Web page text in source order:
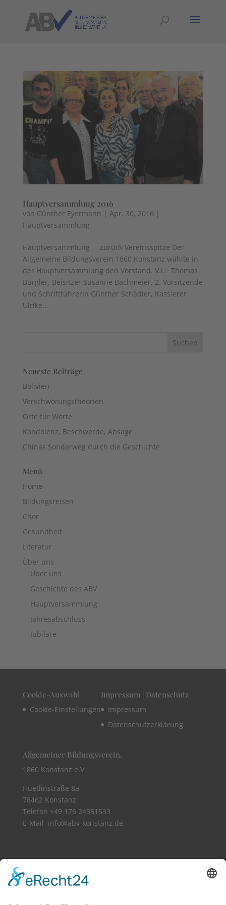
Hauptversammlung 2016
von Günther Eyermann | Apr. 30, 2016 |
Hauptversammlung
Hauptversammlung zurück Vereinsspitze Der
Allgemeine Bildungsverein 1860 Konstanz wählte in
der Hauptversammlung den Vorstand. V.l.: ​ Thomas
Bürgler, Beisitzer Susanne Bachmeier, 2. Vorsitzende
und Schriftführerin Günther Schädler, Kassierer
Ulrike...
Neueste Beiträge
Bolivien
Verschwörungstheorien
Orte für Worte
Kondolenz, Beschwerde, Absage
Chinas Sonderweg durch die Geschichte
Menü
Home
Bildungsreisen
Chor
Gesundheit
Literatur
Über uns
Über uns
Geschichte des ABV
Hauptversammlung
Jahresabschluss
Jubilare
Cookie-Auswahl
Cookie-Einstellungen
Impressum | Datenschutz
Impressum
Datenschutzerklärung
Allgemeiner Bildungsverein.
1860 Konstanz e.V
Hüetlinstraße 8a
78462 Konstanz
Telefon +49 176 24351533​
E-Mail info@abv-konstanz.de
Vollbild